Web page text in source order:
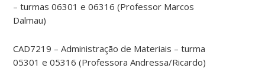
– turmas 06301 e 06316 (Professor Marcos
Dalmau)
CAD7219 – Administração de Materiais – turma
05301 e 05316 (Professora Andressa/Ricardo)